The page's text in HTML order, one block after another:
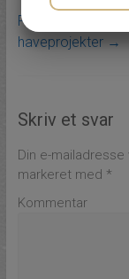
Find den rette
haveprojekter →
Skriv et svar
Din e-mailadresse
markeret med *
Kommentar